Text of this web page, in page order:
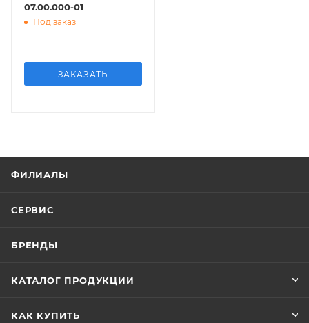
07.00.000-01
Под заказ
ЗАКАЗАТЬ
ФИЛИАЛЫ
СЕРВИС
БРЕНДЫ
КАТАЛОГ ПРОДУКЦИИ
КАК КУПИТЬ